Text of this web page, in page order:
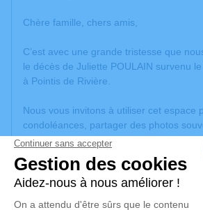
Chère famille, chers amis,
C’est avec une grande tristesse que
le décès de Juliette POULAIN survenu
à Pointis de Rivière.
Nous vous invitons à utiliser cet espace
condoléances, partager des photos
anecdote ou exprimer vos pensées à
ou des textes. Cet endroit est un lieu
honorer la mémoire de Juliette POULAIN.
Un service de plantation d’arbre